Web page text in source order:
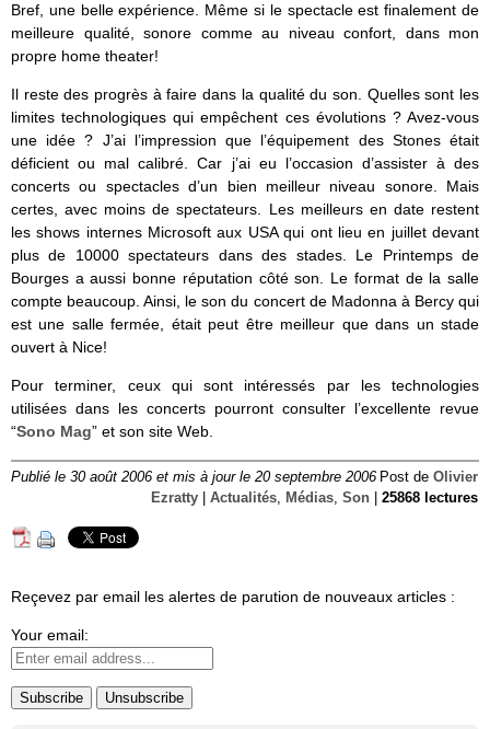
Bref, une belle expérience. Même si le spectacle est finalement de
meilleure qualité, sonore comme au niveau confort, dans mon
propre home theater!
Il reste des progrès à faire dans la qualité du son. Quelles sont les
limites technologiques qui empêchent ces évolutions ? Avez-vous
une idée ? J’ai l’impression que l’équipement des Stones était
déficient ou mal calibré. Car j’ai eu l’occasion d’assister à des
concerts ou spectacles d’un bien meilleur niveau sonore. Mais
certes, avec moins de spectateurs. Les meilleurs en date restent
les shows internes Microsoft aux USA qui ont lieu en juillet devant
plus de 10000 spectateurs dans des stades. Le Printemps de
Bourges a aussi bonne réputation côté son. Le format de la salle
compte beaucoup. Ainsi, le son du concert de Madonna à Bercy qui
est une salle fermée, était peut être meilleur que dans un stade
ouvert à Nice!
Pour terminer, ceux qui sont intéressés par les technologies
utilisées dans les concerts pourront consulter l’excellente revue
“Sono Mag” et son site Web.
Publié le 30 août 2006 et mis à jour le 20 septembre 2006 Post de Olivier
Ezratty
Actualités, Médias, Son 25868 lectures
Reçevez par email les alertes de parution de nouveaux articles :
Your email: